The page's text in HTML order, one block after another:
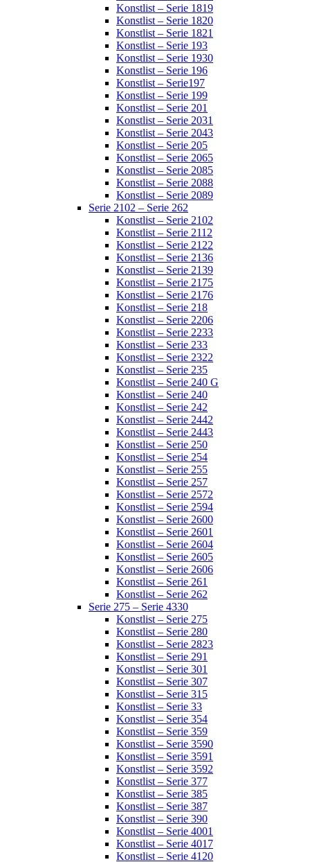
Konstlist – Serie 1819
Konstlist – Serie 1820
Konstlist – Serie 1821
Konstlist – Serie 193
Konstlist – Serie 1930
Konstlist – Serie 196
Konstlist – Serie197
Konstlist – Serie 199
Konstlist – Serie 201
Konstlist – Serie 2031
Konstlist – Serie 2043
Konstlist – Serie 205
Konstlist – Serie 2065
Konstlist – Serie 2085
Konstlist – Serie 2088
Konstlist – Serie 2089
Serie 2102 – Serie 262
Konstlist – Serie 2102
Konstlist – Serie 2112
Konstlist – Serie 2122
Konstlist – Serie 2136
Konstlist – Serie 2139
Konstlist – Serie 2175
Konstlist – Serie 2176
Konstlist – Serie 218
Konstlist – Serie 2206
Konstlist – Serie 2233
Konstlist – Serie 233
Konstlist – Serie 2322
Konstlist – Serie 235
Konstlist – Serie 240 G
Konstlist – Serie 240
Konstlist – Serie 242
Konstlist – Serie 2442
Konstlist – Serie 2443
Konstlist – Serie 250
Konstlist – Serie 254
Konstlist – Serie 255
Konstlist – Serie 257
Konstlist – Serie 2572
Konstlist – Serie 2594
Konstlist – Serie 2600
Konstlist – Serie 2601
Konstlist – Serie 2604
Konstlist – Serie 2605
Konstlist – Serie 2606
Konstlist – Serie 261
Konstlist – Serie 262
Serie 275 – Serie 4330
Konstlist – Serie 275
Konstlist – Serie 280
Konstlist – Serie 2823
Konstlist – Serie 291
Konstlist – Serie 301
Konstlist – Serie 307
Konstlist – Serie 315
Konstlist – Serie 33
Konstlist – Serie 354
Konstlist – Serie 359
Konstlist – Serie 3590
Konstlist – Serie 3591
Konstlist – Serie 3592
Konstlist – Serie 377
Konstlist – Serie 385
Konstlist – Serie 387
Konstlist – Serie 390
Konstlist – Serie 4001
Konstlist – Serie 4017
Konstlist – Serie 4120